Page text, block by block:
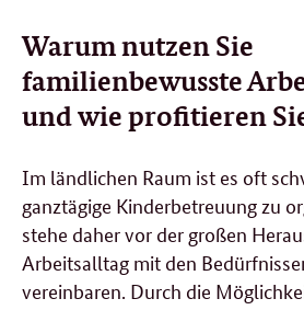
Warum nutzen Sie
familienbewusste
und wie profitieren
Im ländlichen Raum ist es oft
ganztägige Kinderbetreuung zu
stehe daher vor der großen
Arbeitsalltag mit den
vereinbaren. Durch die